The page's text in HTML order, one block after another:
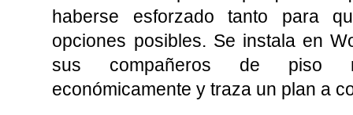
haberse esforzado tanto para
opciones posibles. Se instala en
sus compañeros de piso
económicamente y traza un plan a